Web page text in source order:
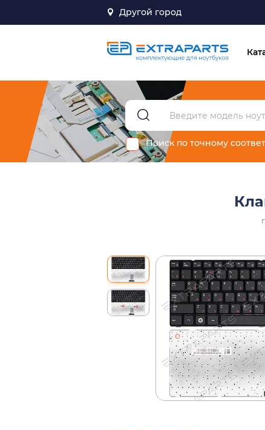
Другой город
Поиск по точному